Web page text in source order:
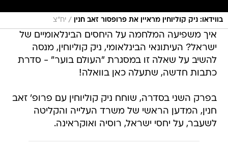
בווידאו: ניק קוליוחין מראיין את פרופסור זאב חנין / יח"צ
איך משפיעה המלחמה על היחסים הבינלאומיים של
ישראל? העיתונאי הבינלאומי, ניק קוליוחין, מנסה
להשיב על שאלה זו במסגרת "העולם בוער" - סדרת
כתבות חדשה, שתעלה כאן בוואלה!
בפרק השני בסדרה, שוחח ניק קוליוחין עם פרופ' זאב
חנין, המדען הראשי של משרד העלייה והקליטה
לשעבר, על יחסי ישראל, רוסיה ואוקראינה.